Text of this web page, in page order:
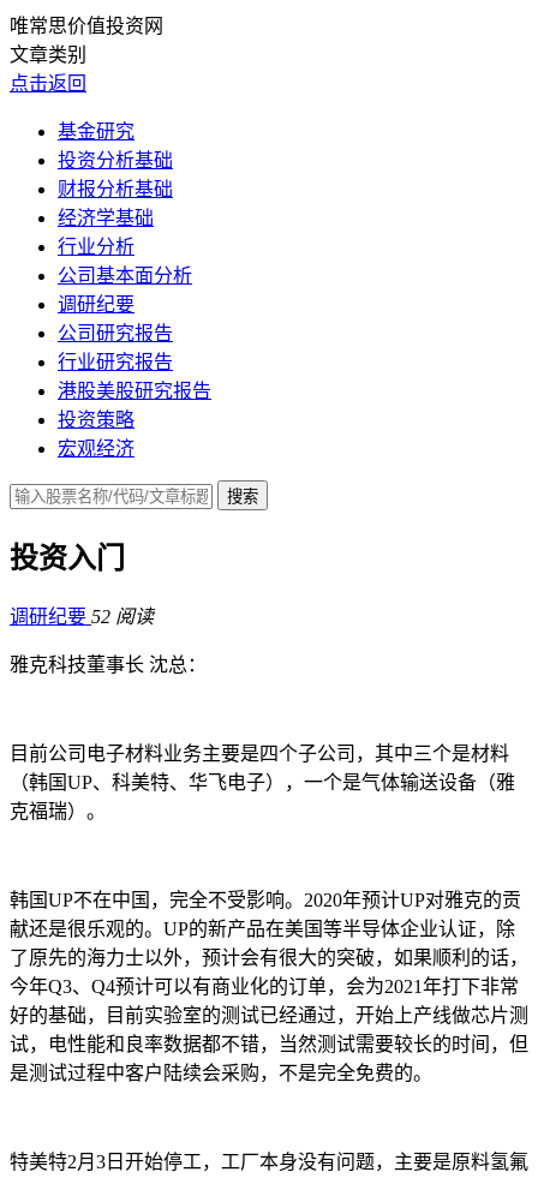
唯常思价值投资网
文章类别
点击返回
基金研究
投资分析基础
财报分析基础
经济学基础
行业分析
公司基本面分析
调研纪要
公司研究报告
行业研究报告
港股美股研究报告
投资策略
宏观经济
投资入门
调研纪要 52 阅读
雅克科技董事长 沈总：
目前公司电子材料业务主要是四个子公司，其中三个是材料
（韩国UP、科美特、华飞电子），一个是气体输送设备（雅
克福瑞）。
韩国UP不在中国，完全不受影响。2020年预计UP对雅克的贡
献还是很乐观的。UP的新产品在美国等半导体企业认证，除
了原先的海力士以外，预计会有很大的突破，如果顺利的话，
今年Q3、Q4预计可以有商业化的订单，会为2021年打下非常
好的基础，目前实验室的测试已经通过，开始上产线做芯片测
试，电性能和良率数据都不错，当然测试需要较长的时间，但
是测试过程中客户陆续会采购，不是完全免费的。
特美特2月3日开始停工，工厂本身没有问题，主要是原料氢氟